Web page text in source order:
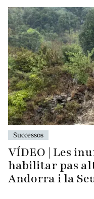
Successos
VÍDEO | Les
habilitar pas
Andorra i la